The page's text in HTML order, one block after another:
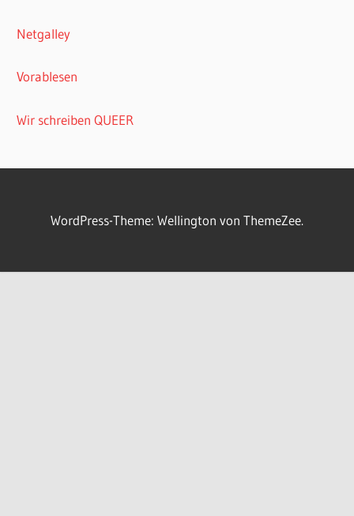
Netgalley
Vorablesen
Wir schreiben QUEER
WordPress-Theme: Wellington von ThemeZee.